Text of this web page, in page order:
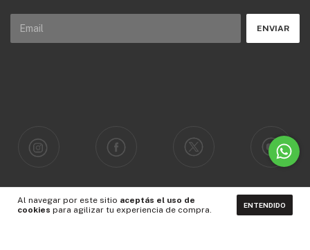
Al navegar por este sitio aceptás el uso de
cookies para agilizar tu experiencia de compra. ENTENDIDO